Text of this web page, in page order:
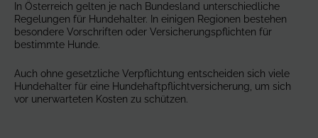
In Österreich gelten je nach Bundesland unterschiedliche
Regelungen für Hundehalter. In einigen Regionen bestehen
besondere Vorschriften oder Versicherungspflichten für
bestimmte Hunde.
Auch ohne gesetzliche Verpflichtung entscheiden sich viele
Hundehalter für eine Hundehaftpflichtversicherung, um sich
vor unerwarteten Kosten zu schützen.